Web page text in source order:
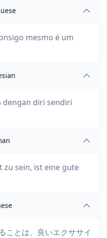
mesmo é um
dengan diri sendiri
zu sein, ist eine gute
ことは、良いエクササイ